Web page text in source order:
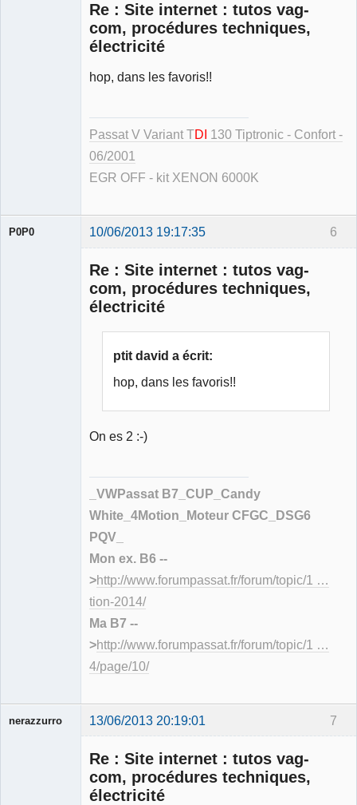
Re : Site internet : tutos vag-
com, procédures techniques,
électricité
hop, dans les favoris!!
Passat V Variant T DI 130 Tiptronic - Confort -
06/2001
EGR OFF - kit XENON 6000K
6
P0P0 10/06/2013 19:17:35
Re : Site internet : tutos vag-
com, procédures techniques,
électricité
ptit david a écrit:
hop, dans les favoris!!
On es 2 :-)
_VWPassat B7_CUP_Candy
White_4Motion_Moteur CFGC_DSG6
PQV_
Mon ex. B6 --
>http://www.forumpassat.fr/forum/topic/1 …
tion-2014/
Ma B7 --
>http://www.forumpassat.fr/forum/topic/1 …
4/page/10/
7
nerazzurro 13/06/2013 20:19:01
Re : Site internet : tutos vag-
com, procédures techniques,
électricité